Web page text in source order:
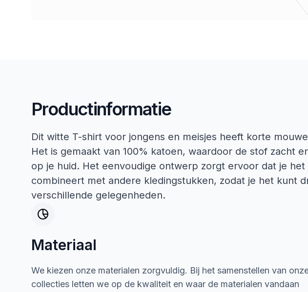
Productinformatie
Dit witte T-shirt voor jongens en meisjes heeft korte
Het is gemaakt van 100% katoen, waardoor de stof zacht
op je huid. Het eenvoudige ontwerp zorgt ervoor dat je het
combineert met andere kledingstukken, zodat je het kunt
verschillende gelegenheden.
Materiaal
We kiezen onze materialen zorgvuldig. Bij het samenstellen van
collecties letten we op de kwaliteit en waar de materialen vandaan